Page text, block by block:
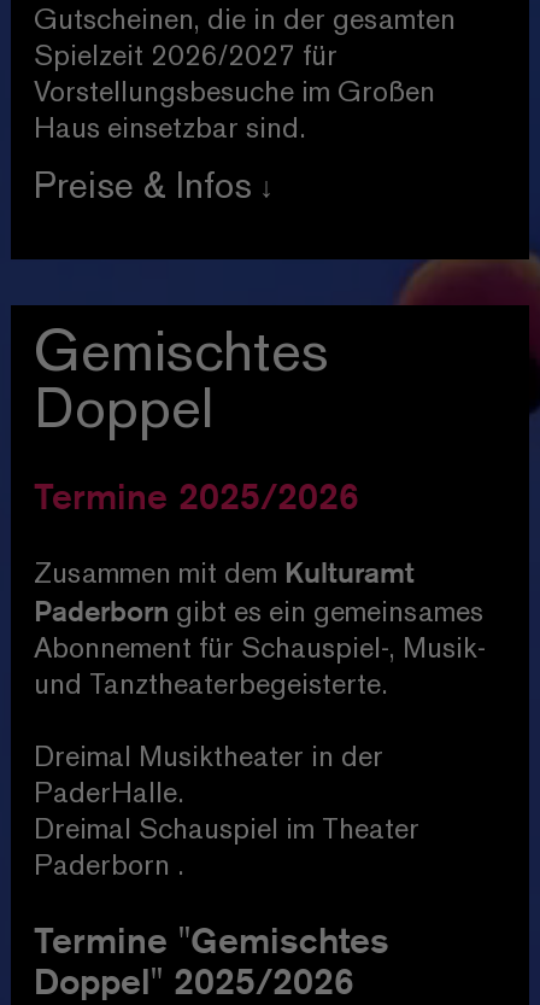
Gutscheinen, die in der gesamten
Spielzeit 2026/2027 für
Vorstellungsbesuche im Großen
Haus einsetzbar sind.
Preise & Infos
Preis60,00 € / erm. 48,00 €
Ausgenommen sind Premieren,
Sonderveranstaltungen und das
Musical.
Im Großen Haus ab Platzkategorie IV
Gemischtes
Doppel
Termine 2025/2026
Zusammen mit dem Kulturamt
Paderborn gibt es ein gemeinsames
Abonnement für Schauspiel-, Musik-
und Tanztheaterbegeisterte.
Dreimal Musiktheater in der
PaderHalle.
Dreimal Schauspiel im Theater
Paderborn .
Termine "Gemischtes
Doppel" 2025/2026